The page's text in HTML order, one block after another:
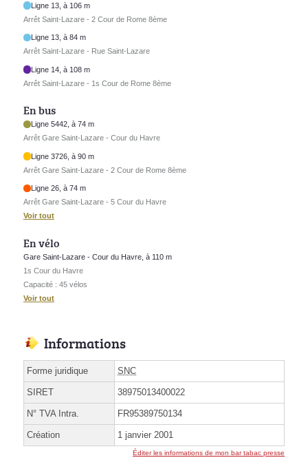
Ligne 13, à 106 m
Arrêt Saint-Lazare - 2 Cour de Rome 8ème
Ligne 13, à 84 m
Arrêt Saint-Lazare - Rue Saint-Lazare
Ligne 14, à 108 m
Arrêt Saint-Lazare - 1s Cour de Rome 8ème
En bus
Ligne 5442, à 74 m
Arrêt Gare Saint-Lazare - Cour du Havre
Ligne 3726, à 90 m
Arrêt Gare Saint-Lazare - 2 Cour de Rome 8ème
Ligne 26, à 74 m
Arrêt Gare Saint-Lazare - 5 Cour du Havre
Voir tout
En vélo
Gare Saint-Lazare - Cour du Havre, à 110 m
1s Cour du Havre
Capacité : 45 vélos
Voir tout
Informations
Forme juridique SNC
SIRET 38975013400022
N° TVA Intra. FR95389750134
Création 1 janvier 2001
Éditer les informations de mon bar tabac presse